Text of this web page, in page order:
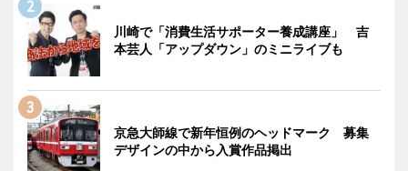
川崎で「消費生活サポーター養成講座」 吉
本芸人「アップダウン」のミニライブも
京急大師線で新年恒例のヘッドマーク 募集
デザインの中から入賞作品掲出